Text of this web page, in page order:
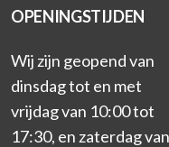
OPENINGSTIJDEN
Wij zijn geopend van
dinsdag tot en met
vrijdag van 10:00 tot
17:30, en zaterdag van